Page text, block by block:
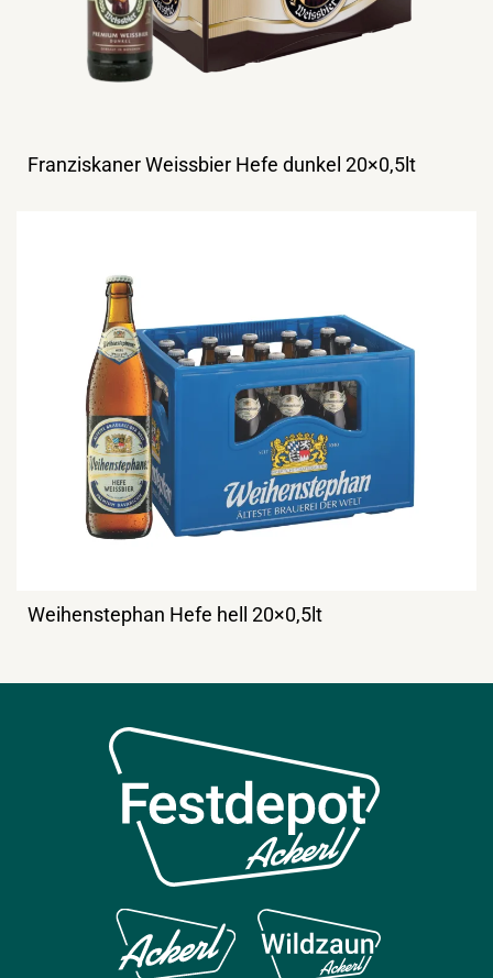
Franziskaner Weissbier Hefe dunkel 20×0,5lt
Weihenstephan Hefe hell 20×0,5lt